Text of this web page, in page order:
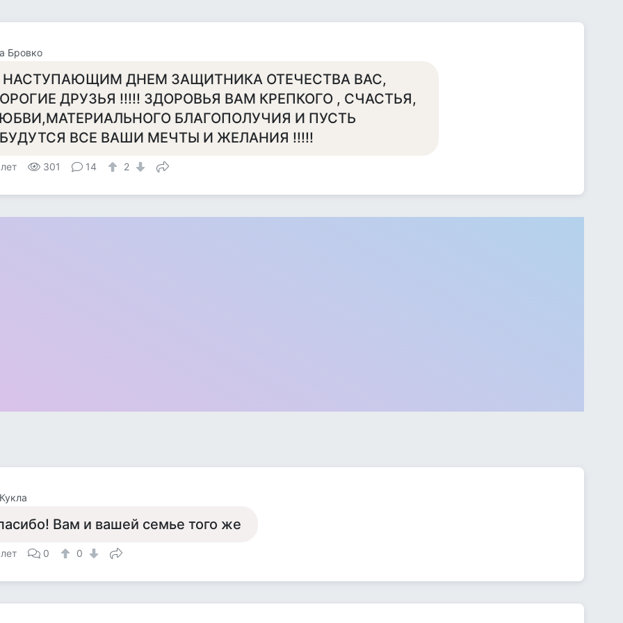
Бровко
НАСТУПАЮЩИМ ДНЕМ ЗАЩИТНИКА ОТЕЧЕСТВА ВАС,
ДРУЗЬЯ !!!!! ЗДОРОВЬЯ ВАМ КРЕПКОГО , СЧАСТЬЯ,
БЛАГОПОЛУЧИЯ И ПУСТЬ
ВСЕ ВАШИ МЕЧТЫ И ЖЕЛАНИЯ !!!!!
301 14 2
Вам и вашей семье того же
0 0